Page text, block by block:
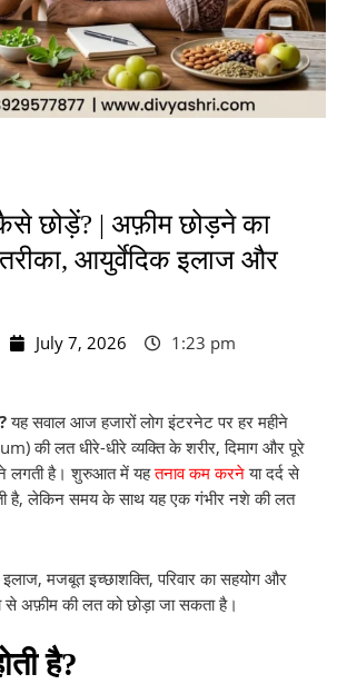
छोड़ें? | अफ़ीम छोड़ने का
आयुर्वेदिक इलाज और
July 7, 2026
1:23 pm
यह सवाल आज हजारों लोग इंटरनेट पर हर महीने
की लत धीरे-धीरे व्यक्ति के शरीर, दिमाग और पूरे
लगती है। शुरुआत में यहतनाव कम करनेया दर्द से
है, लेकिन समय के साथ यह एक गंभीर नशे की लत
मजबूत इच्छाशक्ति, परिवार का सहयोग और
से अफ़ीम की लत को छोड़ा जा सकता है।
है?